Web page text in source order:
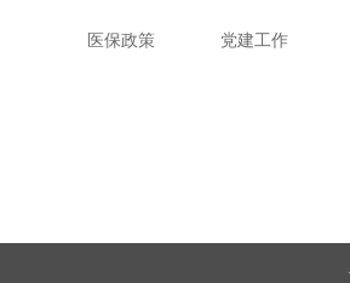
医保政策 党建工作